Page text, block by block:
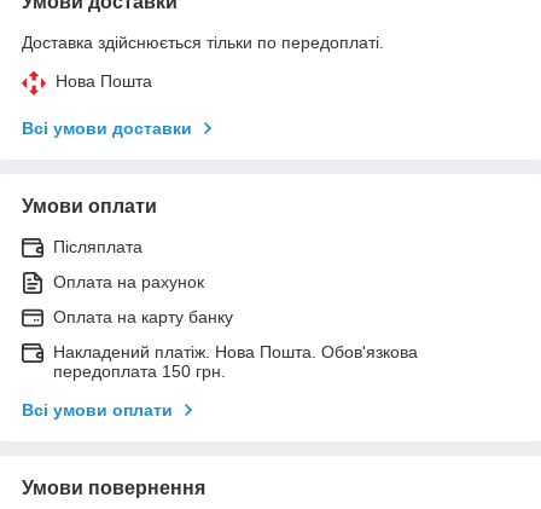
Доставка здійснюється тільки по передоплаті.
Нова Пошта
Всі умови доставки
Умови оплати
Післяплата
Оплата на рахунок
Оплата на карту банку
Накладений платіж. Нова Пошта. Обов'язкова
передоплата 150 грн.
Всі умови оплати
Умови повернення